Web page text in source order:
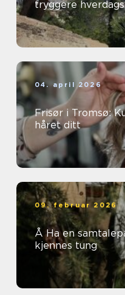
tryggere
04. april 2026
Frisør i Tromsø:
håret ditt
09. februar 2026
Å Ha en
kjennes tung